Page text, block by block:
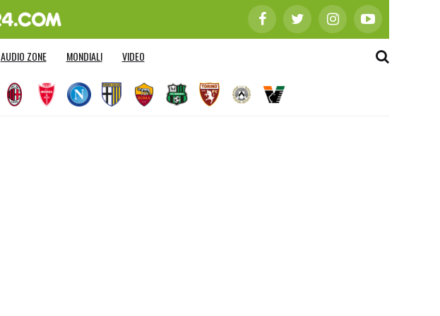
AUDIO ZONE MONDIALI VIDEO